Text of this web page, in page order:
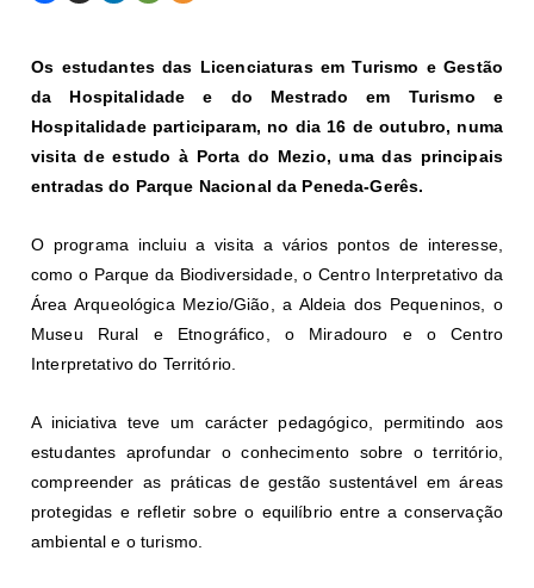
Os estudantes das Licenciaturas em Turismo e Gestão
da Hospitalidade e do Mestrado em Turismo e
Hospitalidade participaram, no dia 16 de outubro, numa
visita de estudo à Porta do Mezio, uma das principais
entradas do Parque Nacional da Peneda-Gerês.
O programa incluiu a visita a vários pontos de interesse,
como o Parque da Biodiversidade, o Centro Interpretativo da
Área Arqueológica Mezio/Gião, a Aldeia dos Pequeninos, o
Museu Rural e Etnográfico, o Miradouro e o Centro
Interpretativo do Território.
A iniciativa teve um carácter pedagógico, permitindo aos
estudantes aprofundar o conhecimento sobre o território,
compreender as práticas de gestão sustentável em áreas
protegidas e refletir sobre o equilíbrio entre a conservação
ambiental e o turismo.